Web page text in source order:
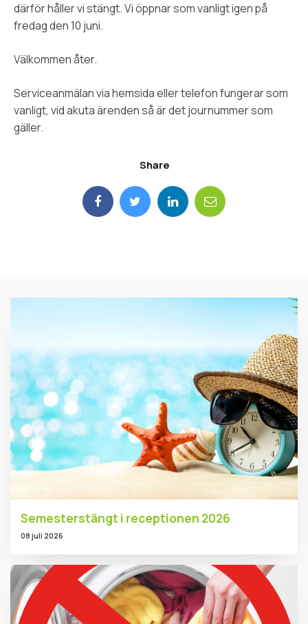
därför håller vi stängt. Vi öppnar som vanligt igen på
fredag den 10 juni.
Välkommen åter.
Serviceanmälan via hemsida eller telefon fungerar som
vanligt, vid akuta ärenden så är det journummer som
gäller.
Share
Semesterstängt i receptionen 2026
08 juli 2026